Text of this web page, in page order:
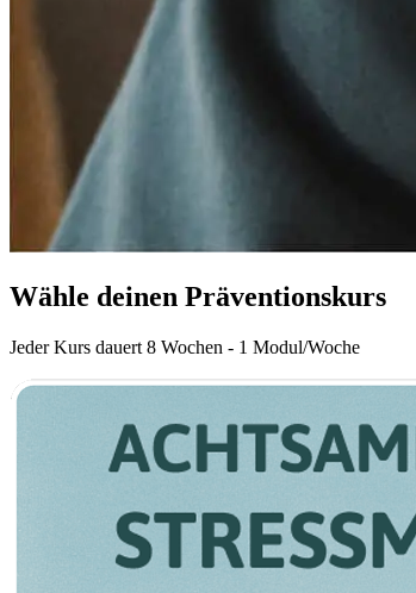
Wähle deinen Präventionskurs
Jeder Kurs dauert 8 Wochen - 1 Modul/Woche